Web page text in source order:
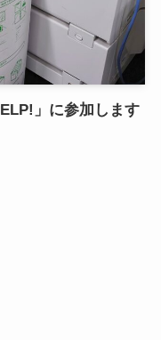
」に参加します